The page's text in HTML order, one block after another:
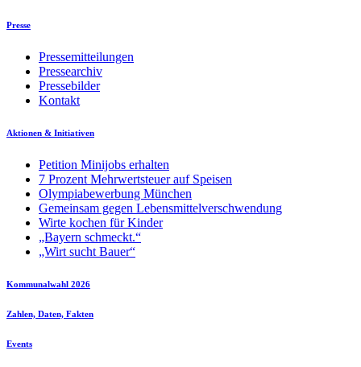
Presse
Pressemitteilungen
Pressearchiv
Pressebilder
Kontakt
Aktionen & Initiativen
Petition Minijobs erhalten
7 Prozent Mehrwertsteuer auf Speisen
Olympiabewerbung München
Gemeinsam gegen Lebensmittelverschwendung
Wirte kochen für Kinder
„Bayern schmeckt.“
„Wirt sucht Bauer“
Kommunalwahl 2026
Zahlen, Daten, Fakten
Events